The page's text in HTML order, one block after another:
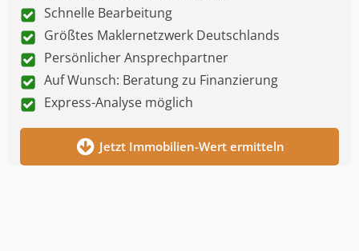
Schnelle Bearbeitung
Größtes Maklernetzwerk Deutschlands
Persönlicher Ansprechpartner
Auf Wunsch: Beratung zu Finanzierung
Express-Analyse möglich
Jetzt Immobilien-Wert ermitteln